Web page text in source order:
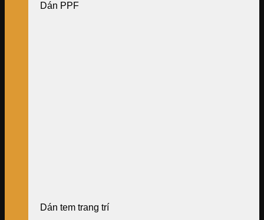
Dán PPF
Dán tem trang trí